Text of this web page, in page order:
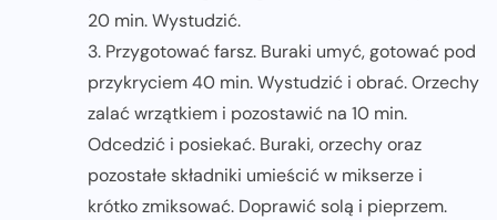
20 min. Wystudzić.
3. Przygotować farsz. Buraki umyć, gotować pod
przykryciem 40 min. Wystudzić i obrać. Orzechy
zalać wrzątkiem i pozostawić na 10 min.
Odcedzić i posiekać. Buraki, orzechy oraz
pozostałe składniki umieścić w mikserze i
krótko zmiksować. Doprawić solą i pieprzem.